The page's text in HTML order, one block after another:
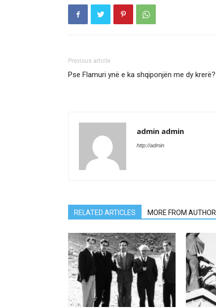
Previous article
Pse Flamuri ynë e ka shqiponjën me dy krerë?
admin admin
http://admin
RELATED ARTICLES MORE FROM AUTHOR